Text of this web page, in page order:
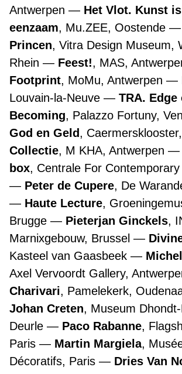
Antwerpen
Het Vlot. Kunst
eenzaam, Mu.ZEE, Oostende
Princen, Vitra Design Museum,
Rhein
Feest!, MAS,
Footprint, MoMu, Antwerpen
Louvain-la-Neuve
TRA. Edge
Becoming, Palazzo Fortuny,
God en Geld,
Collectie, M KHA, Antwerpen
box, Centrale For Contemporary
Peter de Cupere, De
Haute Lecture,
Brugge
Pieterjan Ginckels,
Marnixgebouw, Brussel
Kasteel van Gaasbeek
Axel Vervoordt Gallery,
Charivari, Pamelekerk,
Johan Creten, Museum
Deurle
Paco Rabanne,
Paris
Martin Margiela,
Décoratifs, Paris
Dries Van